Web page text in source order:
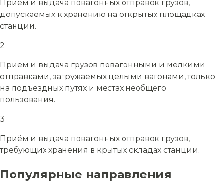
Приём и выдача повагонных отправок грузов,
допускаемых к хранению на открытых площадках
станции.
2
Приём и выдача грузов повагонными и мелкими
отправками, загружаемых целыми вагонами, только
на подъездных путях и местах необщего
пользования.
3
Приём и выдача повагонных отправок грузов,
требующих хранения в крытых складах станции.
Популярные направления